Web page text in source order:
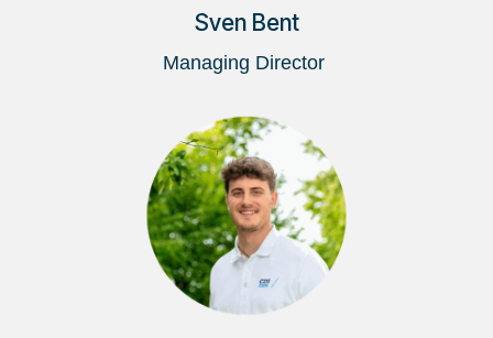
Sven Bent
Managing Director